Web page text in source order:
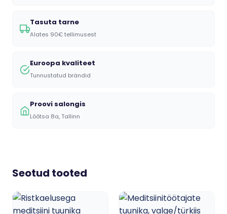
Tasuta tarne
Alates 90€ tellimusest
Euroopa kvaliteet
Tunnustatud brändid
Proovi salongis
Lõõtsa 8a, Tallinn
Seotud tooted